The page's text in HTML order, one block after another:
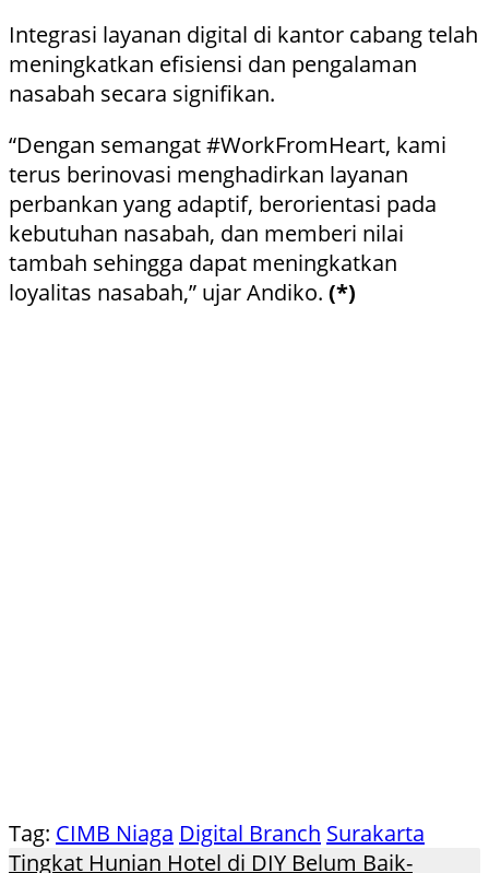
Integrasi layanan digital di kantor cabang telah
meningkatkan efisiensi dan pengalaman
nasabah secara signifikan.
“Dengan semangat #WorkFromHeart, kami
terus berinovasi menghadirkan layanan
perbankan yang adaptif, berorientasi pada
kebutuhan nasabah, dan memberi nilai
tambah sehingga dapat meningkatkan
loyalitas nasabah,” ujar Andiko. (*)
Tag: CIMB Niaga Digital Branch Surakarta
Tingkat Hunian Hotel di DIY Belum Baik-